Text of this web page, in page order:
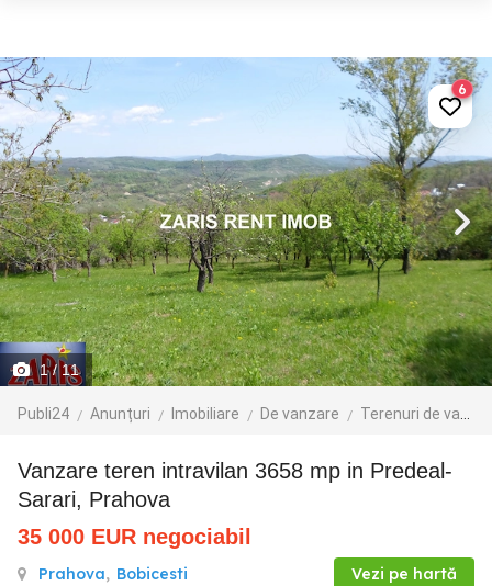
1/ 11
Publi24 Anunțuri Imobiliare De vanzare Terenuri de vanzare
6
Vanzare teren intravilan 3658 mp in Predeal-
Sarari, Prahova
35 000 EUR negociabil
Prahova, Bobicesti Vezi pe hartă